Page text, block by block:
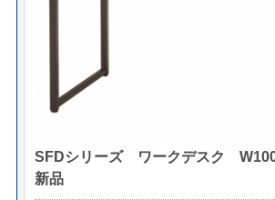
SFDシリーズ ワークデスク
新品